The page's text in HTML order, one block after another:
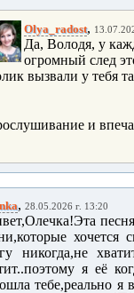
Olya_radost,
Да, Володя, у
огромный след
вызвали у тебя
и
, 28.05.2026 г. 13:20
хочется
никогда,не
я её
тебе,реально я